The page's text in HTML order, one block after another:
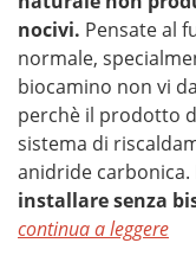
nocivi. Pensate al
normale,
biocamino non vi
perchè il prodotto
sistema di
anidride
installare senza
continua a leggere